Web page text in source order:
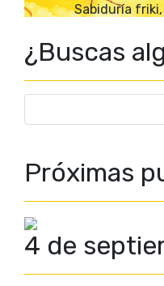
Sabiduría friki,
¿Buscas
Próximas
4 de